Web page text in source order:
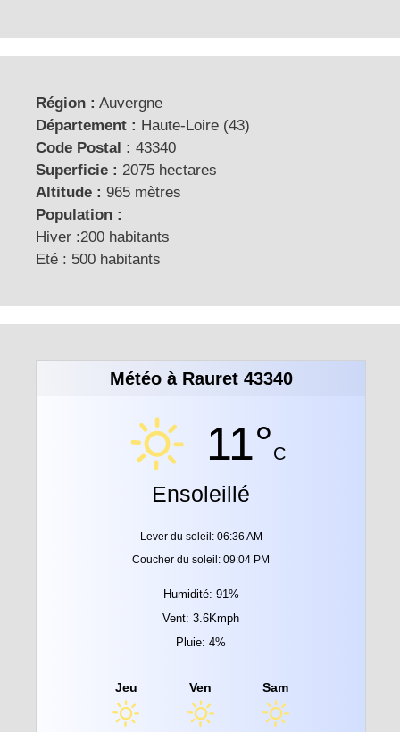
Région : Auvergne
Département : Haute-Loire (43)
Code Postal : 43340
Superficie : 2075 hectares
Altitude : 965 mètres
Population :
Hiver :200 habitants
Eté : 500 habitants
Météo à Rauret 43340
11°C
Ensoleillé
Lever du soleil: 06:36 AM
Coucher du soleil: 09:04 PM
Humidité: 91%
Vent: 3.6Kmph
Pluie: 4%
Jeu Ven Sam